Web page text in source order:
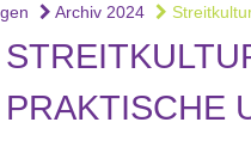
Archiv 2024
PRAKTISCHE